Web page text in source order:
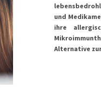
und
ihre
Alternative